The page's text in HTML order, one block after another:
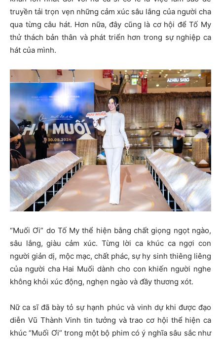
truyền tải trọn vẹn những cảm xúc sâu lắng của người cha
qua từng câu hát. Hơn nữa, đây cũng là cơ hội để Tố My
thử thách bản thân và phát triển hơn trong sự nghiệp ca
hát của mình.
“Muối Ơi” do Tố My thể hiện bằng chất giọng ngọt ngào,
sâu lắng, giàu cảm xúc. Từng lời ca khúc ca ngợi con
người giản dị, mộc mạc, chất phác, sự hy sinh thiêng liêng
của người cha Hai Muối dành cho con khiến người nghe
không khỏi xúc động, nghẹn ngào và đầy thương xót.
Nữ ca sĩ đã bày tỏ sự hạnh phúc và vinh dự khi được đạo
diễn Vũ Thành Vinh tin tưởng và trao cơ hội thể hiện ca
khúc “Muối Ơi” trong một bộ phim có ý nghĩa sâu sắc như